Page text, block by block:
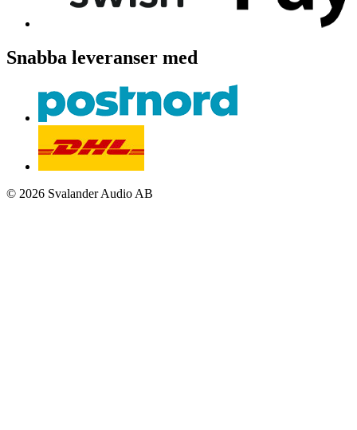
Snabba leveranser med
© 2026 Svalander Audio AB